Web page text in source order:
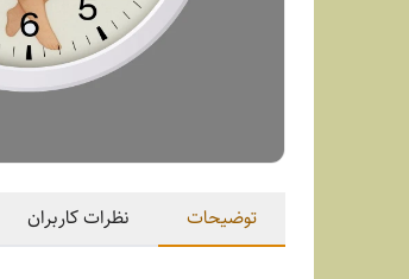
توضیحات نظرات کاربران